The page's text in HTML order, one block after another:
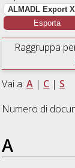
Raggruppa
Vai a:A | C | S
Numero di
A